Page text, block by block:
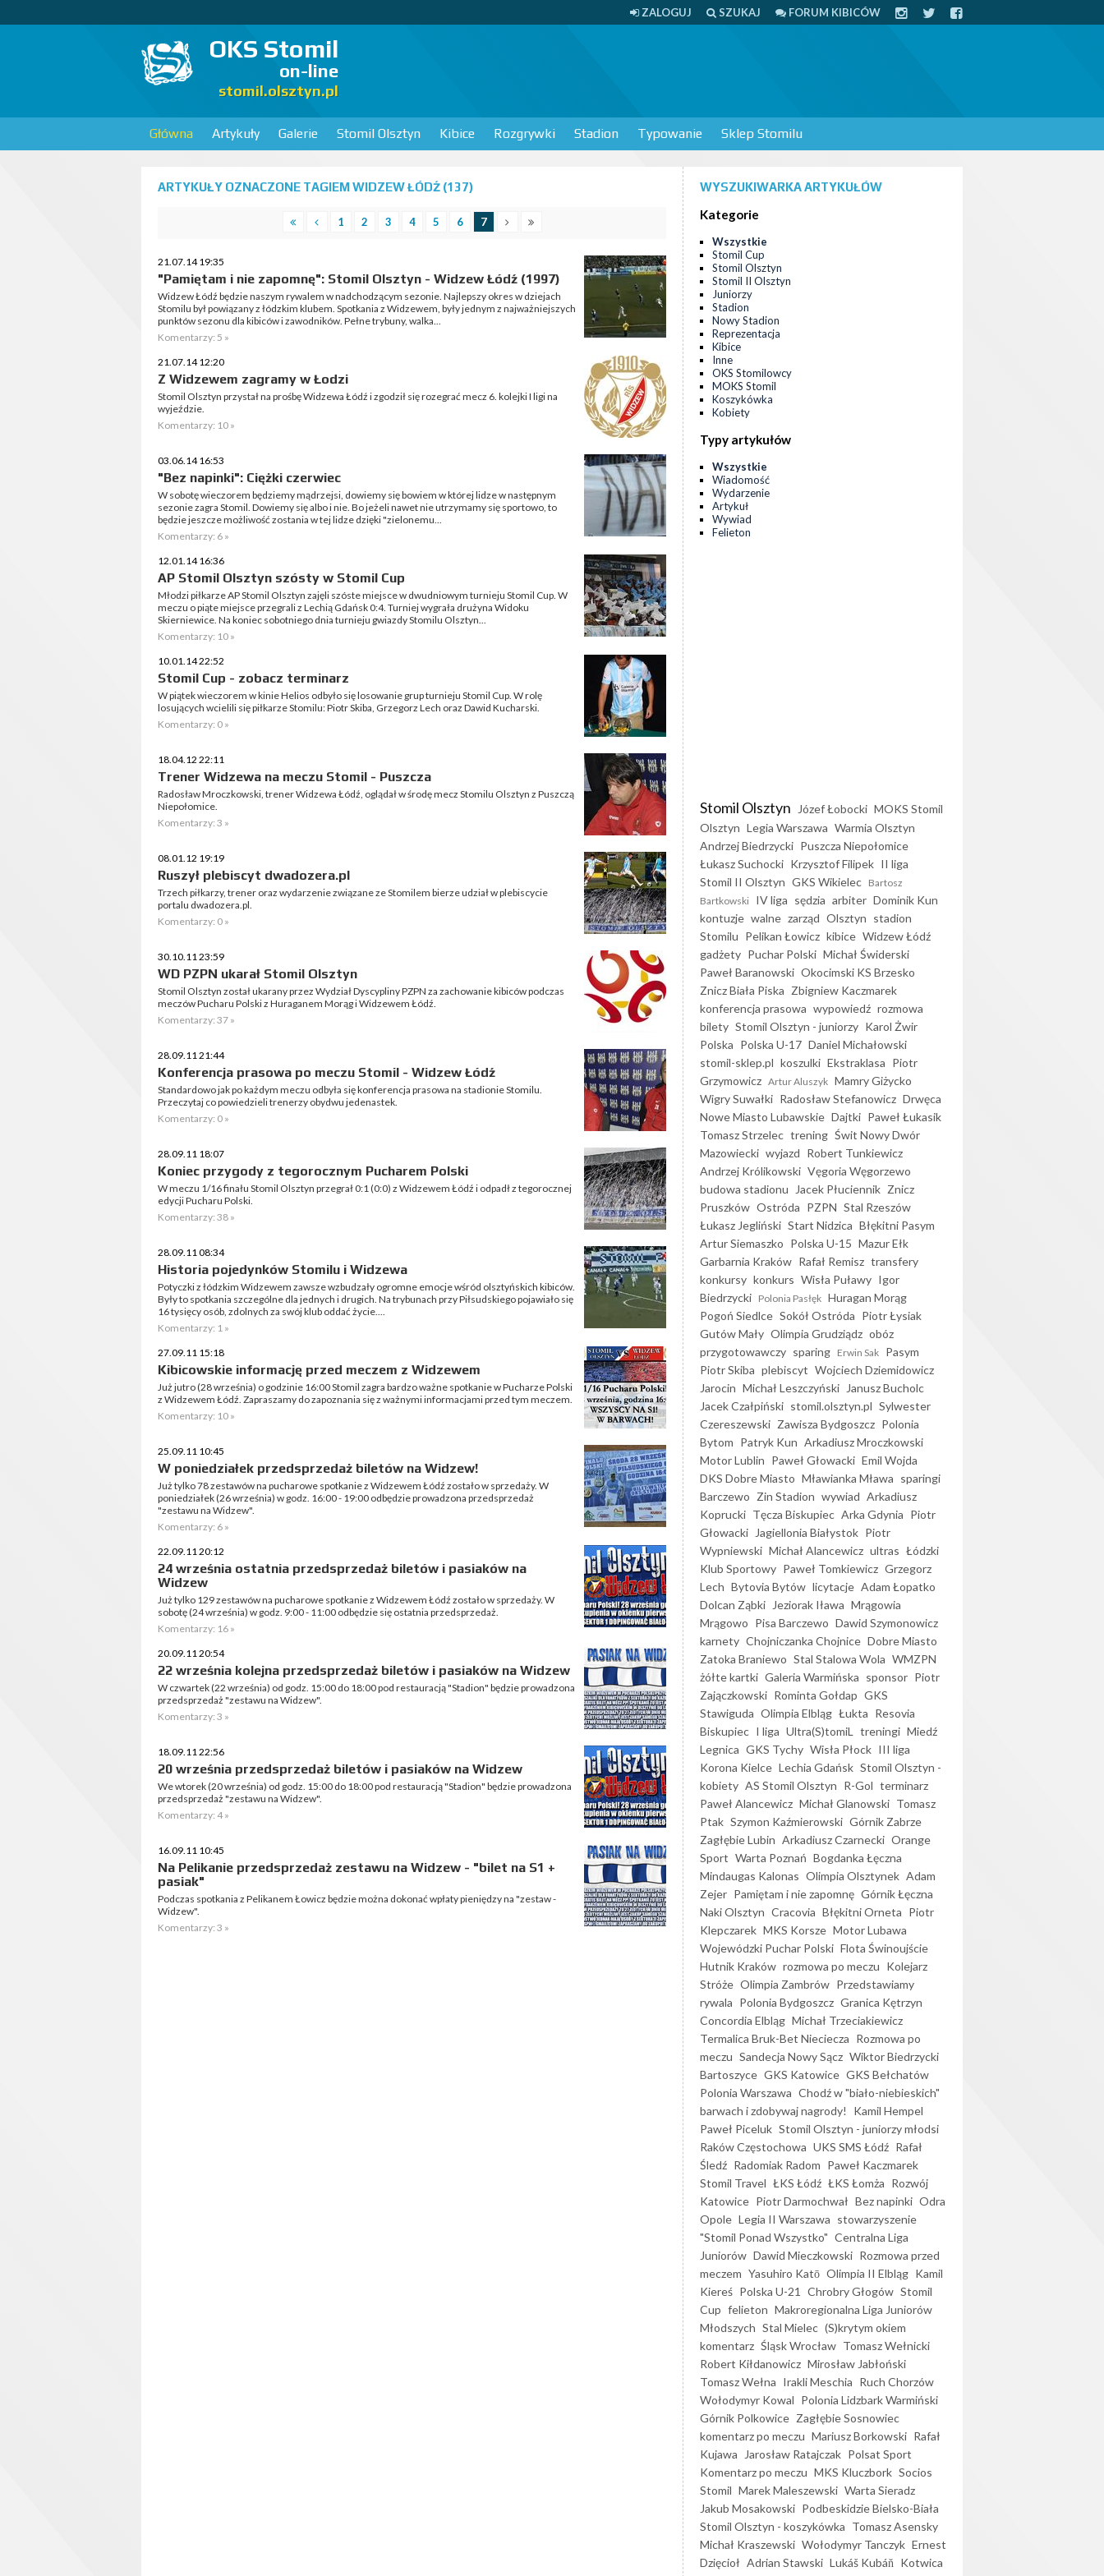
ZALOGUJ SZUKAJ FORUM KIBICÓW
OKS Stomil
on-line
stomil.olsztyn.pl
Główna Artykuły Galerie Stomil Olsztyn Kibice Rozgrywki Stadion Typowanie Sklep Stomilu
ARTYKUŁY OZNACZONE TAGIEM WIDZEW ŁÓDŹ (137)
1 2 3 4 5 6 7
21.07.14 19:35
"Pamiętam i nie zapomnę": Stomil Olsztyn - Widzew Łódź (1997)
Widzew Łódź będzie naszym rywalem w nadchodzącym sezonie. Najlepszy okres w dziejach
Stomilu był powiązany z łódzkim klubem. Spotkania z Widzewem, były jednym z najważniejszych
punktów sezonu dla kibiców i zawodników. Pełne trybuny, walka...
Komentarzy: 5 »
21.07.14 12:20
Z Widzewem zagramy w Łodzi
Stomil Olsztyn przystał na prośbę Widzewa Łódź i zgodził się rozegrać mecz 6. kolejki I ligi na
wyjeździe.
Komentarzy: 10 »
03.06.14 16:53
"Bez napinki": Ciężki czerwiec
W sobotę wieczorem będziemy mądrzejsi, dowiemy się bowiem w której lidze w następnym
sezonie zagra Stomil. Dowiemy się albo i nie. Bo jeżeli nawet nie utrzymamy się sportowo, to
będzie jeszcze możliwość zostania w tej lidze dzięki "zielonemu...
Komentarzy: 6 »
12.01.14 16:36
AP Stomil Olsztyn szósty w Stomil Cup
Młodzi piłkarze AP Stomil Olsztyn zajęli szóste miejsce w dwudniowym turnieju Stomil Cup. W
meczu o piąte miejsce przegrali z Lechią Gdańsk 0:4. Turniej wygrała drużyna Widoku
Skierniewice. Na koniec sobotniego dnia turnieju gwiazdy Stomilu Olsztyn...
Komentarzy: 10 »
10.01.14 22:52
Stomil Cup - zobacz terminarz
W piątek wieczorem w kinie Helios odbyło się losowanie grup turnieju Stomil Cup. W rolę
losujących wcielili się piłkarze Stomilu: Piotr Skiba, Grzegorz Lech oraz Dawid Kucharski.
Komentarzy: 0 »
18.04.12 22:11
Trener Widzewa na meczu Stomil - Puszcza
Radosław Mroczkowski, trener Widzewa Łódź, oglądał w środę mecz Stomilu Olsztyn z Puszczą
Niepołomice.
Komentarzy: 3 »
08.01.12 19:19
Ruszył plebiscyt dwadozera.pl
Trzech piłkarzy, trener oraz wydarzenie związane ze Stomilem bierze udział w plebiscycie
portalu dwadozera.pl.
Komentarzy: 0 »
30.10.11 23:59
WD PZPN ukarał Stomil Olsztyn
Stomil Olsztyn został ukarany przez Wydział Dyscypliny PZPN za zachowanie kibiców podczas
meczów Pucharu Polski z Huraganem Morąg i Widzewem Łódź.
Komentarzy: 37 »
28.09.11 21:44
Konferencja prasowa po meczu Stomil - Widzew Łódź
Standardowo jak po każdym meczu odbyła się konferencja prasowa na stadionie Stomilu.
Przeczytaj co powiedzieli trenerzy obydwu jedenastek.
Komentarzy: 0 »
28.09.11 18:07
Koniec przygody z tegorocznym Pucharem Polski
W meczu 1/16 finału Stomil Olsztyn przegrał 0:1 (0:0) z Widzewem Łódź i odpadł z tegorocznej
edycji Pucharu Polski.
Komentarzy: 38 »
28.09.11 08:34
Historia pojedynków Stomilu i Widzewa
Potyczki z łódzkim Widzewem zawsze wzbudzały ogromne emocje wśród olsztyńskich kibiców.
Były to spotkania szczególne dla jednych i drugich. Na trybunach przy Piłsudskiego pojawiało się
16 tysięcy osób, zdolnych za swój klub oddać życie....
Komentarzy: 1 »
27.09.11 15:18
Kibicowskie informację przed meczem z Widzewem
Już jutro (28 września) o godzinie 16:00 Stomil zagra bardzo ważne spotkanie w Pucharze Polski
z Widzewem Łódź. Zapraszamy do zapoznania się z ważnymi informacjami przed tym meczem.
Komentarzy: 10 »
25.09.11 10:45
W poniedziałek przedsprzedaż biletów na Widzew!
Już tylko 78 zestawów na pucharowe spotkanie z Widzewem Łódź zostało w sprzedaży. W
poniedziałek (26 września) w godz. 16:00 - 19:00 odbędzie prowadzona przedsprzedaż
"zestawu na Widzew".
Komentarzy: 6 »
22.09.11 20:12
24 września ostatnia przedsprzedaż biletów i pasiaków na
Widzew
Już tylko 129 zestawów na pucharowe spotkanie z Widzewem Łódź zostało w sprzedaży. W
sobotę (24 września) w godz. 9:00 - 11:00 odbędzie się ostatnia przedsprzedaż.
Komentarzy: 16 »
20.09.11 20:54
22 września kolejna przedsprzedaż biletów i pasiaków na Widzew
W czwartek (22 września) od godz. 15:00 do 18:00 pod restauracją "Stadion" będzie prowadzona
przedsprzedaż "zestawu na Widzew".
Komentarzy: 3 »
18.09.11 22:56
20 września przedsprzedaż biletów i pasiaków na Widzew
We wtorek (20 września) od godz. 15:00 do 18:00 pod restauracją "Stadion" będzie prowadzona
przedsprzedaż "zestawu na Widzew".
Komentarzy: 4 »
16.09.11 10:45
Na Pelikanie przedsprzedaż zestawu na Widzew - "bilet na S1 +
pasiak"
Podczas spotkania z Pelikanem Łowicz będzie można dokonać wpłaty pieniędzy na "zestaw -
Widzew".
Komentarzy: 3 »
WYSZUKIWARKA ARTYKUŁÓW
Kategorie
Wszystkie
Stomil Cup
Stomil Olsztyn
Stomil II Olsztyn
Juniorzy
Stadion
Nowy Stadion
Reprezentacja
Kibice
Inne
OKS Stomilowcy
MOKS Stomil
Koszykówka
Kobiety
Typy artykułów
Wszystkie
Wiadomość
Wydarzenie
Artykuł
Wywiad
Felieton
Stomil Olsztyn Józef Łobocki MOKS Stomil
Olsztyn Legia Warszawa Warmia Olsztyn
Andrzej Biedrzycki Puszcza Niepołomice
Łukasz Suchocki Krzysztof Filipek II liga
Stomil II Olsztyn GKS Wikielec Bartosz
Bartkowski IV liga sędzia arbiter Dominik Kun
kontuzje walne zarząd Olsztyn stadion
Stomilu Pelikan Łowicz kibice Widzew Łódź
gadżety Puchar Polski Michał Świderski
Paweł Baranowski Okocimski KS Brzesko
Znicz Biała Piska Zbigniew Kaczmarek
konferencja prasowa wypowiedź rozmowa
bilety Stomil Olsztyn - juniorzy Karol Żwir
Polska Polska U-17 Daniel Michałowski
stomil-sklep.pl koszulki Ekstraklasa Piotr
Grzymowicz Artur Aluszyk Mamry Giżycko
Wigry Suwałki Radosław Stefanowicz Drwęca
Nowe Miasto Lubawskie Dajtki Paweł Łukasik
Tomasz Strzelec trening Świt Nowy Dwór
Mazowiecki wyjazd Robert Tunkiewicz
Andrzej Królikowski Vęgoria Węgorzewo
budowa stadionu
Jacek Płuciennik Znicz
Pruszków Ostróda PZPN Stal Rzeszów
Łukasz Jegliński Start Nidzica Błękitni Pasym
Artur Siemaszko Polska U-15 Mazur Ełk
Garbarnia Kraków Rafał Remisz transfery
konkursy konkurs Wisła Puławy Igor
Biedrzycki Polonia Pasłęk Huragan Morąg
Pogoń Siedlce Sokół Ostróda Piotr Łysiak
Gutów Mały Olimpia Grudziądz obóz
przygotowawczy sparing Erwin Sak Pasym
Piotr Skiba plebiscyt Wojciech Dziemidowicz
Jarocin Michał Leszczyński
Janusz Bucholc
Jacek Czałpiński stomil.olsztyn.pl Sylwester
Czereszewski Zawisza Bydgoszcz Polonia
Bytom Patryk Kun Arkadiusz Mroczkowski
Motor Lublin Paweł Głowacki Emil Wojda
DKS Dobre Miasto Mławianka Mława sparingi
Barczewo Zin Stadion wywiad Arkadiusz
Koprucki Tęcza Biskupiec Arka Gdynia Piotr
Głowacki
Jagiellonia Białystok Piotr
Wypniewski Michał Alancewicz ultras Łódzki
Klub Sportowy Paweł Tomkiewicz Grzegorz
Lech Bytovia Bytów licytacje Adam Łopatko
Dolcan Ząbki
Jeziorak Iława Mrągowia
Mrągowo Pisa Barczewo Dawid Szymonowicz
karnety Chojniczanka Chojnice Dobre Miasto
Zatoka Braniewo Stal Stalowa Wola WMZPN
żółte kartki Galeria Warmińska sponsor Piotr
Zajączkowski Rominta Gołdap GKS
Stawiguda Olimpia Elbląg Łukta Resovia
Biskupiec I liga Ultra(S)tomiL treningi Miedź
Legnica GKS Tychy Wisła Płock III liga
Korona Kielce Lechia Gdańsk Stomil Olsztyn -
kobiety AS Stomil Olsztyn R-Gol terminarz
Paweł Alancewicz Michał Glanowski Tomasz
Ptak Szymon Kaźmierowski Górnik Zabrze
Zagłębie Lubin Arkadiusz Czarnecki Orange
Sport Warta Poznań Bogdanka Łęczna
Mindaugas Kalonas Olimpia Olsztynek Adam
Zejer Pamiętam i nie zapomnę Górnik Łęczna
Naki Olsztyn Cracovia Błękitni Orneta Piotr
Klepczarek MKS Korsze Motor Lubawa
Wojewódzki Puchar Polski Flota Świnoujście
Hutnik Kraków rozmowa po meczu Kolejarz
Stróże Olimpia Zambrów Przedstawiamy
rywala Polonia Bydgoszcz Granica Kętrzyn
Concordia Elbląg Michał Trzeciakiewicz
Termalica Bruk-Bet Nieciecza Rozmowa po
meczu Sandecja Nowy Sącz Wiktor Biedrzycki
Bartoszyce GKS Katowice GKS Bełchatów
Polonia Warszawa Chodź w "biało-niebieskich"
barwach i zdobywaj nagrody!
Kamil Hempel
Paweł Piceluk Stomil Olsztyn - juniorzy młodsi
Raków Częstochowa UKS SMS Łódź Rafał
Śledź Radomiak Radom Paweł Kaczmarek
Stomil Travel ŁKS Łódź ŁKS Łomża Rozwój
Katowice Piotr Darmochwał Bez napinki Odra
Opole Legia II Warszawa stowarzyszenie
"Stomil Ponad Wszystko" Centralna Liga
Juniorów Dawid Mieczkowski Rozmowa przed
meczem Yasuhiro Katō Olimpia II Elbląg Kamil
Kiereś Polska U-21 Chrobry Głogów Stomil
Cup felieton Makroregionalna Liga Juniorów
Młodszych Stal Mielec (S)krytym okiem
komentarz Śląsk Wrocław Tomasz Wełnicki
Robert Kiłdanowicz Mirosław Jabłoński
Tomasz Wełna Irakli Meschia Ruch Chorzów
Wołodymyr Kowal Polonia Lidzbark Warmiński
Górnik Polkowice Zagłębie Sosnowiec
komentarz po meczu Mariusz Borkowski Rafał
Kujawa
Jarosław Ratajczak Polsat Sport
Komentarz po meczu MKS Kluczbork Socios
Stomil Marek Maleszewski Warta Sieradz
Jakub Mosakowski Podbeskidzie Bielsko-Biała
Stomil Olsztyn - koszykówka Tomasz Asensky
Michał Kraszewski Wołodymyr Tanczyk Ernest
Dzięcioł Adrian Stawski Lukáš Kubáň Kotwica